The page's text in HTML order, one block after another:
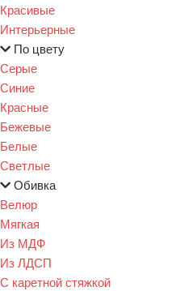
Красивые
Интерьерные
По цвету
Серые
Синие
Красные
Бежевые
Белые
Светлые
Обивка
Велюр
Мягкая
Из МДФ
Из ЛДСП
С каретной стяжкой